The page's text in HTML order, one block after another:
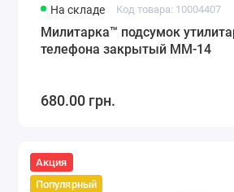
На складе Код товара: 10004407
Милитарка™ подсумок
телефона закрытый ММ-14
680.00 грн.
Акция
Популярный